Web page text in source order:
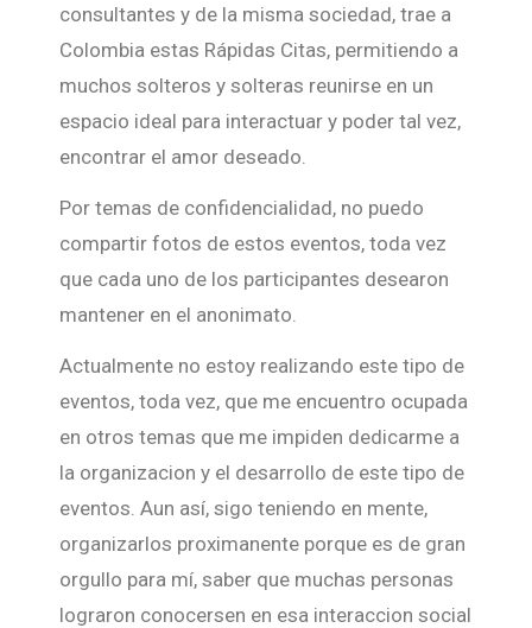
consultantes y de la misma sociedad, trae a
Colombia estas Rápidas Citas, permitiendo a
muchos solteros y solteras reunirse en un
espacio ideal para interactuar y poder tal vez,
encontrar el amor deseado.
Por temas de confidencialidad, no puedo
compartir fotos de estos eventos, toda vez
que cada uno de los participantes desearon
mantener en el anonimato.
Actualmente no estoy realizando este tipo de
eventos, toda vez, que me encuentro ocupada
en otros temas que me impiden dedicarme a
la organizacion y el desarrollo de este tipo de
eventos. Aun así, sigo teniendo en mente,
organizarlos proximanente porque es de gran
orgullo para mí, saber que muchas personas
lograron conocersen en esa interaccion social